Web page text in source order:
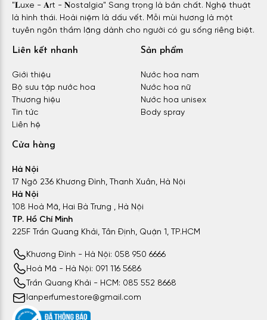
"𝐋uxe - 𝐀rt - 𝐍ostalgia" Sang trọng là bản chất. Nghệ thuật
là hình thái. Hoài niệm là dấu vết. Mỗi mùi hương là một
tuyên ngôn thầm lặng dành cho người có gu sống riêng biệt.
Liên kết nhanh
Giới thiệu
Bộ sưu tập nước hoa
Thương hiệu
Tin tức
Liên hệ
Sản phẩm
Nước hoa nam
Nước hoa nữ
Nước hoa unisex
Body spray
Cửa hàng
Hà Nội
17 Ngõ 236 Khương Đình, Thanh Xuân, Hà Nội
Hà Nội
108 Hoà Mã, Hai Bà Trưng , Hà Nội
TP. Hồ Chí Minh
225F Trần Quang Khải, Tân Định, Quận 1, TP.HCM
Khương Đình - Hà Nội: 058 950 6666
Hoà Mã - Hà Nội: 091 116 5686
Trần Quang Khải - HCM: 085 552 8668
lanperfumestore@gmail.com